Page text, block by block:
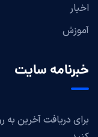
اخبار
آموزش
خبرنامه سایت
برای دریافت آخرین به